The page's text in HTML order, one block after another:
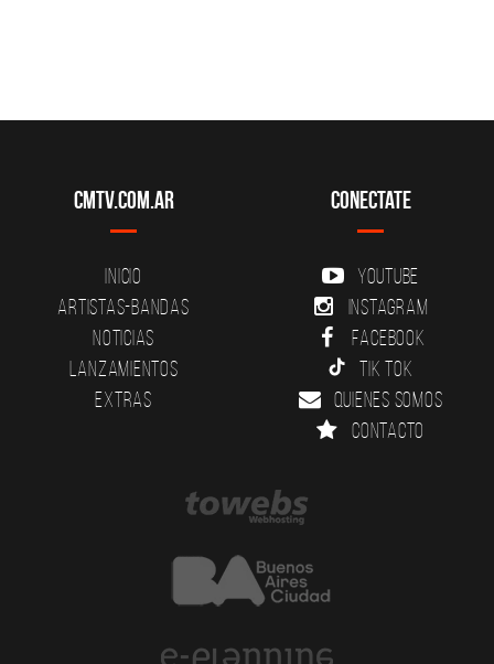
CMTV.com.ar
Inicio
Artistas-Bandas
Noticias
Lanzamientos
Extras
Conectate
YouTube
Instagram
Facebook
Tik Tok
Quienes somos
Contacto